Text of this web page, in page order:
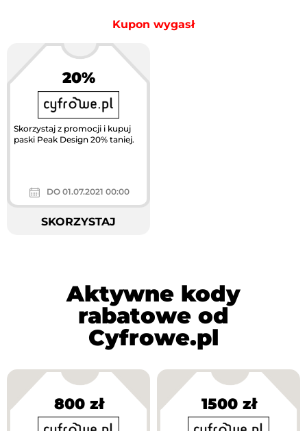
Kupon wygasł
20%
Skorzystaj z promocji i kupuj
paski Peak Design 20% taniej.
DO 01.07.2021 00:00
SKORZYSTAJ
Aktywne kody
rabatowe od
Cyfrowe.pl
800 zł 1500 zł